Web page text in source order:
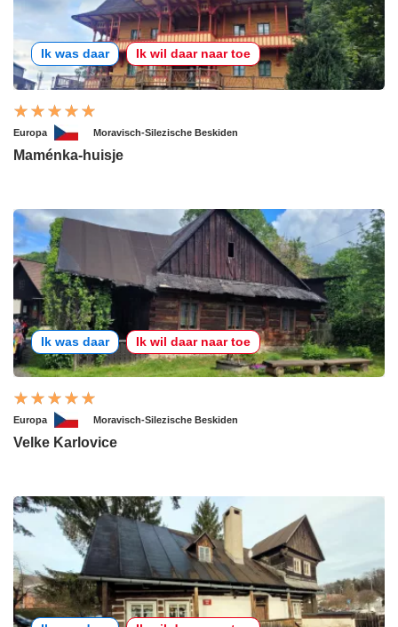
Ik was daar Ik wil daar naar toe
Europa Moravisch-Silezische Beskiden
Maménka-huisje
Ik was daar Ik wil daar naar toe
Europa Moravisch-Silezische Beskiden
Velke Karlovice